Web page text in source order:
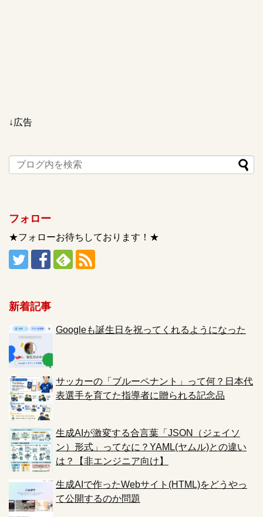
↓広告
フォロー
★フォローお待ちしております！★
新着記事
Googleも誕生日を祝ってくれるようになった
サッカーの「ブルーペナント」って何？日本代
表選手を育てた指導者に贈られる記念品
生成AIが激変する合言葉「JSON（ジェイソ
ン）形式」ってなに？YAML(ヤムル)との違い
は？【非エンジニア向け】
生成AIで作ったWebサイト(HTML)をどうやっ
て公開するのか問題